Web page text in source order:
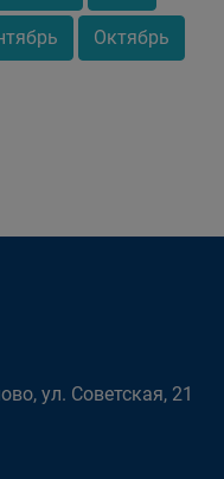
Октябрь
ул. Советская, 21